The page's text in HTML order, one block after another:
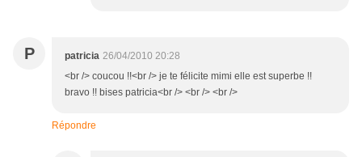
P patricia 26/04/2010 20:28
<br /> coucou !!<br /> je te félicite mimi elle est superbe !!
bravo !! bises patricia<br /> <br /> <br />
Répondre